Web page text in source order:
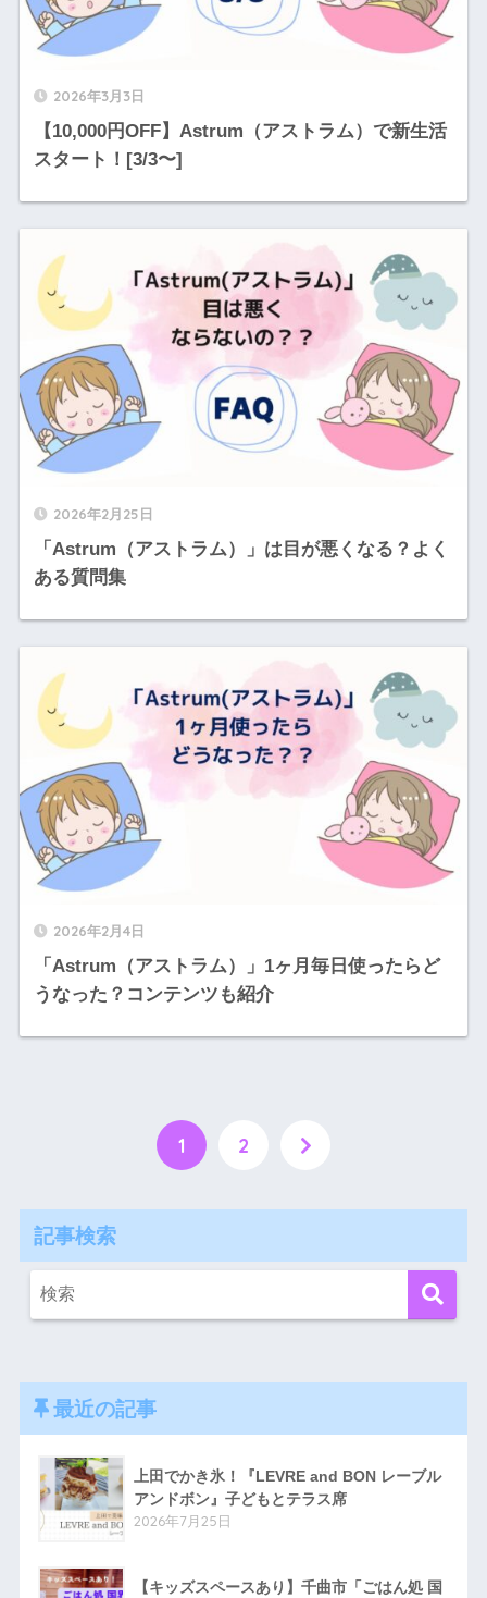
2026年3月3日
【10,000円OFF】Astrum（アストラム）で新生活
スタート！[3/3〜]
2026年2月25日
「Astrum（アストラム）」は目が悪くなる？よく
ある質問集
2026年2月4日
「Astrum（アストラム）」1ヶ月毎日使ったらど
うなった？コンテンツも紹介
1 2
記事検索
最近の記事
上田でかき氷！『LEVRE and BON レーブル
アンドボン』子どもとテラス席
2026年7月25日
【キッズスペースあり】千曲市「ごはん処 国